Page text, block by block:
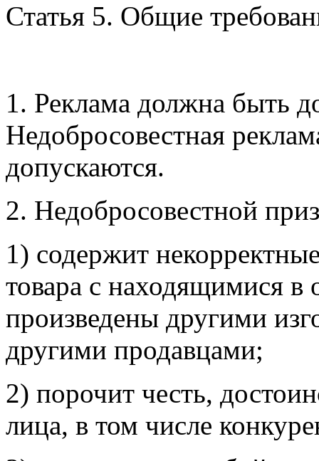
Статья 5. Общие
1. Реклама должна быть
Недобросовестная
допускаются.
2. Недобросовестной
1) содержит
товара с находящимися в
произведены другими
другими продавцами;
2) порочит честь,
лица, в том числе